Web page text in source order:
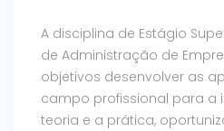
A disciplina de Estágio
de Administração de
objetivos desenvolver as
campo profissional para a
teoria e a prática,